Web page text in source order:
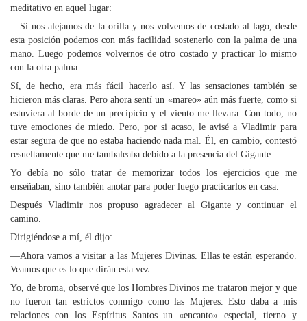
meditativo en aquel lugar:
—Si nos alejamos de la orilla y nos volvemos de costado al lago, desde
esta posición podemos con más facilidad sostenerlo con la palma de una
mano. Luego podemos volvernos de otro costado y practicar lo mismo
con la otra palma.
Sí, de hecho, era más fácil hacerlo así. Y las sensaciones también se
hicieron más claras. Pero ahora sentí un «mareo» aún más fuerte, como si
estuviera al borde de un precipicio y el viento me llevara. Con todo, no
tuve emociones de miedo. Pero, por si acaso, le avisé a Vladimir para
estar segura de que no estaba haciendo nada mal. Él, en cambio, contestó
resueltamente que me tambaleaba debido a la presencia del Gigante.
Yo debía no sólo tratar de memorizar todos los ejercicios que me
enseñaban, sino también anotar para poder luego practicarlos en casa.
Después Vladimir nos propuso agradecer al Gigante y continuar el
camino.
Dirigiéndose a mí, él dijo:
—Ahora vamos a visitar a las Mujeres Divinas. Ellas te están esperando.
Veamos que es lo que dirán esta vez.
Yo, de broma, observé que los Hombres Divinos me trataron mejor y que
no fueron tan estrictos conmigo como las Mujeres. Esto daba a mis
relaciones con los Espíritus Santos un «encanto» especial, tierno y